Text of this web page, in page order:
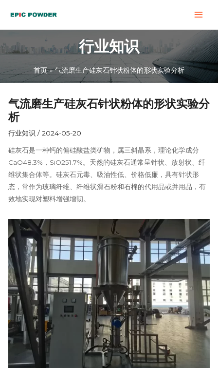
内
行业知识
首页 气流磨生产硅灰石针状粉体的形状实验分析
气流磨生产硅灰石针状粉体的形状实验分
析
行业知识 / 2024-05-20
硅灰石是一种钙的偏硅酸盐类矿物，属三斜晶系，理论化学成分
CaO48.3%，SiO251.7%。天然的硅灰石通常呈针状、放射状、纤
维状集合体等。硅灰石元毒、吸油性低、价格低廉，具有针状形
态，常作为玻璃纤维、纤维状滑石粉和石棉的代用品或并用品，有
效地实现对塑料增强增韧。